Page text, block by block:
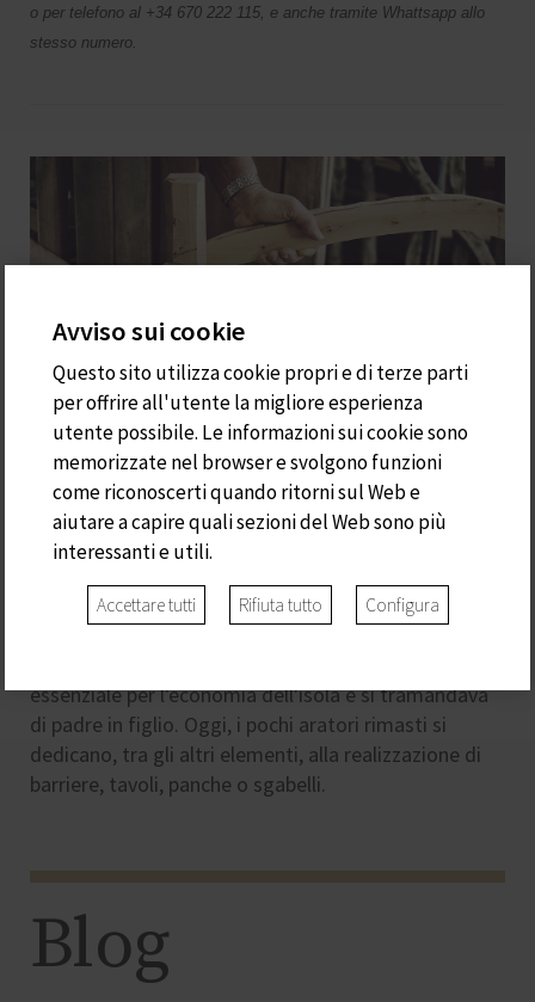
o per telefono al +34 670 222 115, e anche tramite Whattsapp allo
stesso numero.
S'ARADER
Minorca, che utilizzavano il legno d'ulivo selvatico
essenziale per l'economia dell'isola e si tramandava
di padre in figlio. Oggi, i pochi aratori rimasti si
dedicano, tra gli altri elementi, alla realizzazione di
barriere, tavoli, panche o sgabelli.
Blog
Avviso sui cookie
Questo sito utilizza cookie propri e di terze parti
per offrire all'utente la migliore esperienza
utente possibile. Le informazioni sui cookie sono
memorizzate nel browser e svolgono funzioni
come riconoscerti quando ritorni sul Web e
aiutare a capire quali sezioni del Web sono più
interessanti e utili.
Accettare tutti Rifiuta tutto Configura